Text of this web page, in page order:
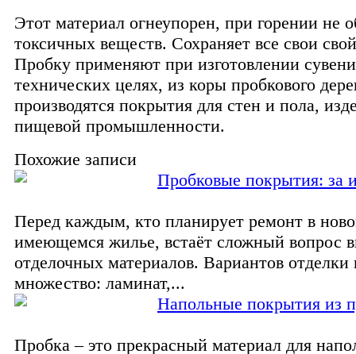
Этот материал огнеупорен, при горении не
токсичных веществ. Сохраняет все свои
Пробку применяют при изготовлении
технических целях, из коры пробкового
производятся покрытия для стен и пола,
пищевой промышленности.
Похожие записи
Пробковые покрытия: за
Перед каждым, кто планирует ремонт в
имеющемся жилье, встаёт сложный вопрос
отделочных материалов. Вариантов отделки
множество: ламинат,...
Напольные покрытия из
Пробка – это прекрасный материал для